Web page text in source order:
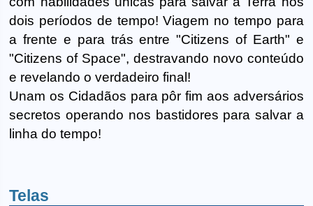
dois períodos de tempo! Viagem no tempo para
a frente e para trás entre "Citizens of Earth" e
"Citizens of Space", destravando novo conteúdo
e revelando o verdadeiro final!
Unam os Cidadãos para pôr fim aos adversários
secretos operando nos bastidores para salvar a
linha do tempo!
Telas